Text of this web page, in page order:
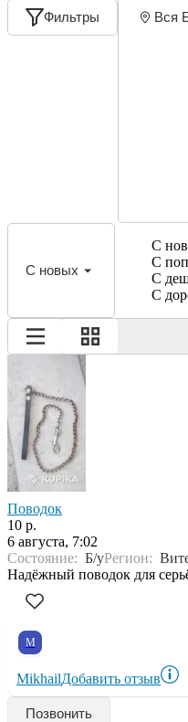
Фильтры Вся
С новых
С
С
С
С
Поводок
10 р.
6 августа, 7:02
Состояние: Б/уРегион:
Надёжный поводок для
M
MikhailДобавить отзыв
Позвонить